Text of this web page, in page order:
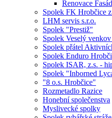
Renovace
Spolek FK Hrobčice
LHM servis s.r.o.
Spolek "Prestiž"
Spolek Veselý venkov
Spolek přátel
Spolek Enduro
Spolek ISAR, z.s. -
Spolek "Inborned
"8 o.s. Hrobčice"
Rozmetadlo Razice
Honební společenstva
Myslivecké spolky